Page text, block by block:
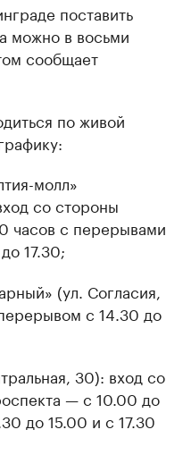
поставить
можно в восьми
сообщает
по живой
молл»
со стороны
часов с перерывами
17.30;
(ул. Согласия,
с 14.30 до
30): вход со
— с 10.00 до
до 15.00 и с 17.30